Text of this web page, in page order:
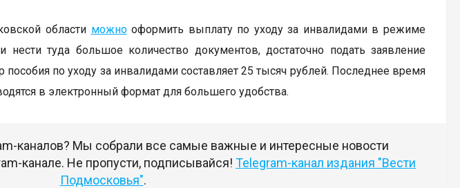
области можнооформить выплату по уходу за инвалидами в режиме
туда большое количество документов, достаточно подать заявление
пособия по уходу за инвалидами составляет 25 тысяч рублей. Последнее время
в электронный формат для большего удобства.
каналов? Мы собрали все самые важные и интересные новости
канале. Не пропусти, подписывайся! Telegram-канал издания "Вести
Подмосковья".